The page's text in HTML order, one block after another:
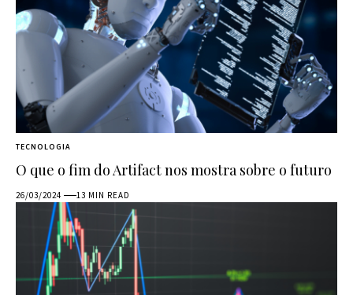
TECNOLOGIA
O que o fim do Artifact nos mostra sobre o futuro
26/03/2024 13 MIN READ